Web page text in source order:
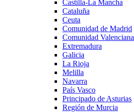
Castilla-La Mancha
Cataluña
Ceuta
Comunidad de Madrid
Comunidad Valenciana
Extremadura
Galicia
La Rioja
Melilla
Navarra
País Vasco
Principado de Asturias
Región de Murcia